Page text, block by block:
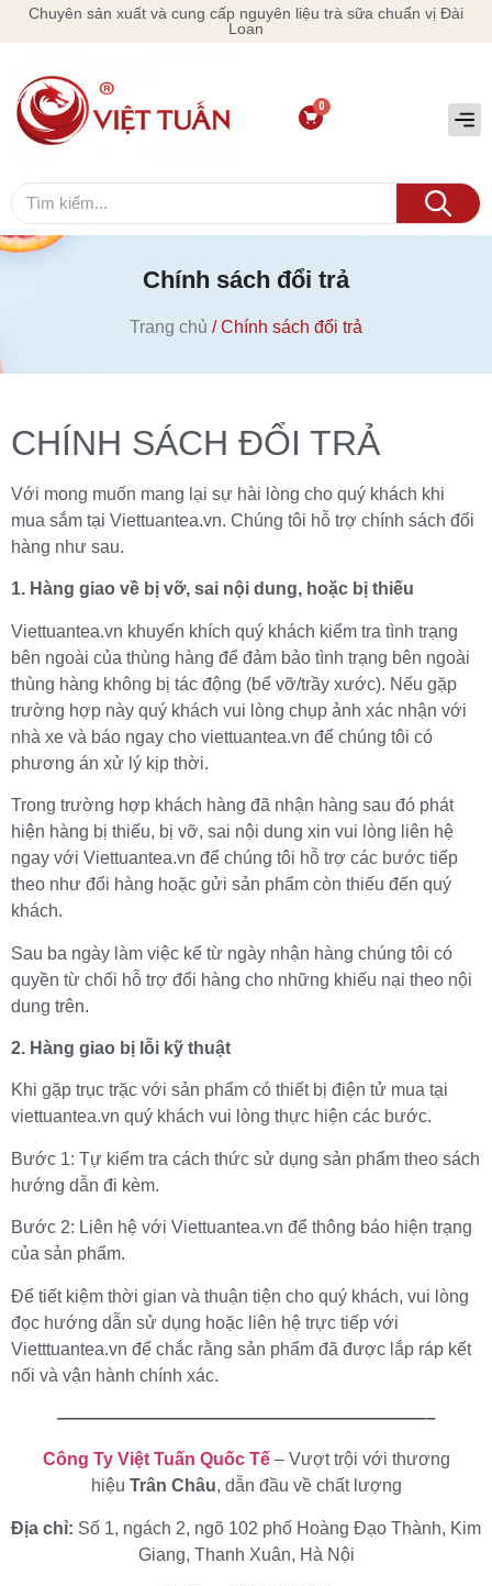
Chuyên sản xuất và cung cấp nguyên liệu trà sữa chuẩn vị Đài
Loan
Chính sách đổi trả
Trang chủ / Chính sách đổi trả
CHÍNH SÁCH ĐỔI TRẢ
Với mong muốn mang lại sự hài lòng cho quý khách khi
mua sắm tại Viettuantea.vn. Chúng tôi hỗ trợ chính sách đổi
hàng như sau.
1. Hàng giao về bị vỡ, sai nội dung, hoặc bị thiếu
Viettuantea.vn khuyến khích quý khách kiểm tra tình trạng
bên ngoài của thùng hàng để đảm bảo tình trạng bên ngoài
thùng hàng không bị tác động (bể vỡ/trầy xước). Nếu gặp
trường hợp này quý khách vui lòng chụp ảnh xác nhận với
nhà xe và báo ngay cho viettuantea.vn để chúng tôi có
phương án xử lý kịp thời.
Trong trường hợp khách hàng đã nhận hàng sau đó phát
hiện hàng bị thiếu, bị vỡ, sai nội dung xin vui lòng liên hệ
ngay với Viettuantea.vn để chúng tôi hỗ trợ các bước tiếp
theo như đổi hàng hoặc gửi sản phẩm còn thiếu đến quý
khách.
Sau ba ngày làm việc kể từ ngày nhận hàng chúng tôi có
quyền từ chối hỗ trợ đổi hàng cho những khiếu nại theo nội
dung trên.
2. Hàng giao bị lỗi kỹ thuật
Khi gặp trục trặc với sản phẩm có thiết bị điện tử mua tại
viettuantea.vn quý khách vui lòng thực hiện các bước.
Bước 1: Tự kiểm tra cách thức sử dụng sản phẩm theo sách
hướng dẫn đi kèm.
Bước 2: Liên hệ với Viettuantea.vn để thông báo hiện trạng
của sản phẩm.
Để tiết kiệm thời gian và thuận tiện cho quý khách, vui lòng
đọc hướng dẫn sử dụng hoặc liên hệ trực tiếp với
Vietttuantea.vn để chắc rằng sản phẩm đã được lắp ráp kết
nối và vận hành chính xác.
—————————————————————–
Công Ty Việt Tuấn Quốc Tế – Vượt trội với thương
hiệu Trân Châu, dẫn đầu về chất lượng
Địa chỉ: Số 1, ngách 2, ngõ 102 phố Hoàng Đạo Thành, Kim
Giang, Thanh Xuân, Hà Nội